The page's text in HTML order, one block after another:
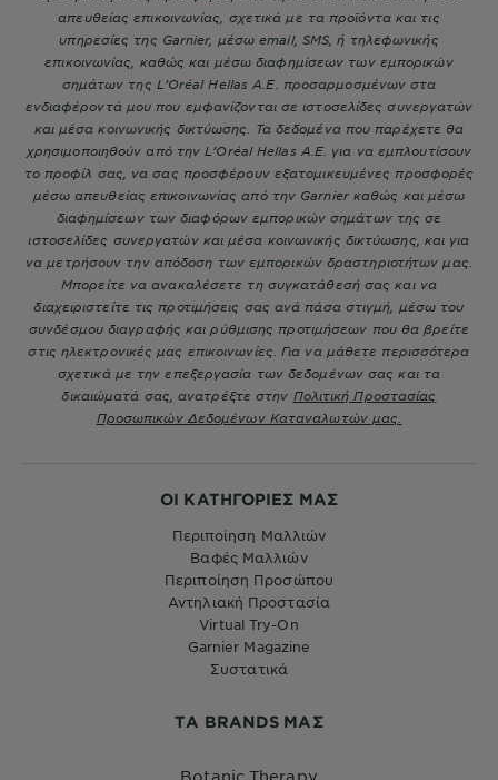
ΟΙ ΚΑΤΗΓΟΡΙΕΣ ΜΑΣ
Περιποίηση Μαλλιών
Βαφές Μαλλιών
Περιποίηση Προσώπου
Αντηλιακή Προστασία
Virtual Try-On
Garnier Magazine
Συστατικά
ΤA BRANDS ΜΑΣ
απευθείας επικοινωνίας, σχετικά με τα προϊόντα και τις
υπηρεσίες της Garnier, μέσω email, SMS, ή τηλεφωνικής
επικοινωνίας, καθώς και μέσω διαφημίσεων των εμπορικών
σημάτων της L’Oréal Hellas A.E. προσαρμοσμένων στα
ενδιαφέροντά μου που εμφανίζονται σε ιστοσελίδες συνεργατών
και μέσα κοινωνικής δικτύωσης. Τα δεδομένα που παρέχετε θα
χρησιμοποιηθούν από την L’Oréal Hellas A.E. για να εμπλουτίσουν
το προφίλ σας, να σας προσφέρουν εξατομικευμένες προσφορές
μέσω απευθείας επικοινωνίας από την Garnier καθώς και μέσω
διαφημίσεων των διαφόρων εμπορικών σημάτων της σε
ιστοσελίδες συνεργατών και μέσα κοινωνικής δικτύωσης, και για
να μετρήσουν την απόδοση των εμπορικών δραστηριοτήτων μας.
Μπορείτε να ανακαλέσετε τη συγκατάθεσή σας και να
διαχειριστείτε τις προτιμήσεις σας ανά πάσα στιγμή, μέσω του
συνδέσμου διαγραφής και ρύθμισης προτιμήσεων που θα βρείτε
στις ηλεκτρονικές μας επικοινωνίες. Για να μάθετε περισσότερα
σχετικά με την επεξεργασία των δεδομένων σας και τα
δικαιώματά σας, ανατρέξτε στην Πολιτική Προστασίας
Προσωπικών Δεδομένων Καταναλωτών μας.